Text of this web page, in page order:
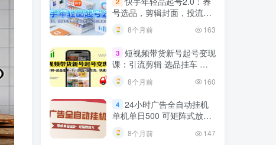
号选品，剪辑封面，投流技
8个月前 163
3
短视频带货新号起号变现
课：引流剪辑 选品挂车 千
川测品 自然流，快速起量
8个月前 160
4 24小时广告全自动挂机
单机单日500 可矩阵式放大
无需人工看守 新手小白轻松
玩转8个月前 147